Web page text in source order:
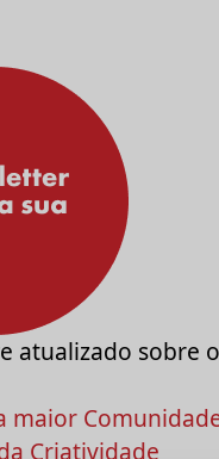
atualizado sobre
maior
Criatividade